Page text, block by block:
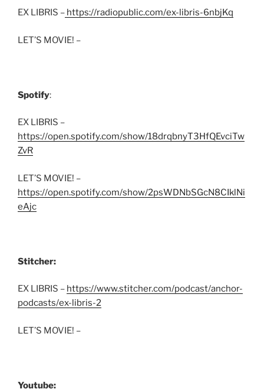
EX LIBRIS – https://radiopublic.com/ex-libris-6nbjKq
LET’S MOVIE! –
Spotify:
EX LIBRIS –
https://open.spotify.com/show/18drqbnyT3HfQEvciTw
ZvR
LET’S MOVIE! –
https://open.spotify.com/show/2psWDNbSGcN8CIklNi
eAjc
Stitcher:
EX LIBRIS – https://www.stitcher.com/podcast/anchor-
podcasts/ex-libris-2
LET’S MOVIE! –
Youtube: